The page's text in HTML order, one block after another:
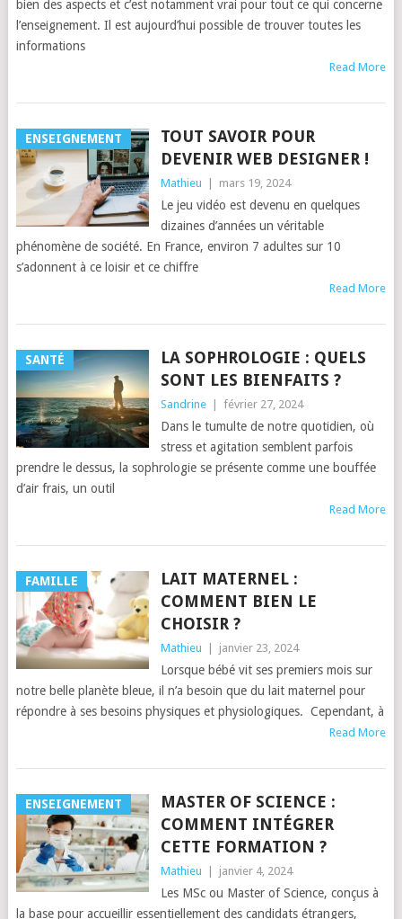
bien des aspects et c’est notamment vrai pour tout ce qui concerne
l’enseignement. Il est aujourd’hui possible de trouver toutes les
informations
Read More
ENSEIGNEMENT
TOUT SAVOIR POUR
DEVENIR WEB DESIGNER !
Mathieu | mars 19, 2024
Le jeu vidéo est devenu en quelques
dizaines d’années un véritable
phénomène de société. En France, environ 7 adultes sur 10
s’adonnent à ce loisir et ce chiffre
Read More
SANTÉ
LA SOPHROLOGIE : QUELS
SONT LES BIENFAITS ?
Sandrine | février 27, 2024
Dans le tumulte de notre quotidien, où
stress et agitation semblent parfois
prendre le dessus, la sophrologie se présente comme une bouffée
d’air frais, un outil
Read More
FAMILLE
LAIT MATERNEL :
COMMENT BIEN LE
CHOISIR ?
Mathieu | janvier 23, 2024
Lorsque bébé vit ses premiers mois sur
notre belle planète bleue, il n’a besoin que du lait maternel pour
répondre à ses besoins physiques et physiologiques. Cependant, à
Read More
ENSEIGNEMENT
MASTER OF SCIENCE :
COMMENT INTÉGRER
CETTE FORMATION ?
Mathieu | janvier 4, 2024
Les MSc ou Master of Science, conçus à
la base pour accueillir essentiellement des candidats étrangers,